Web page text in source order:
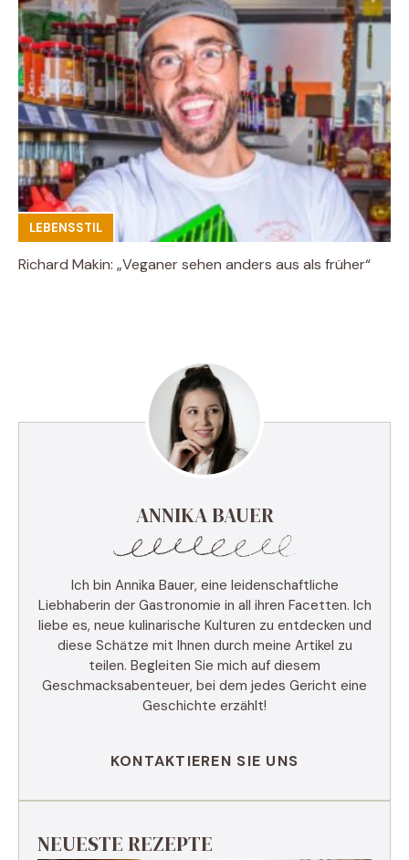
LEBENSSTIL
Richard Makin: „Veganer sehen anders aus als früher“
ANNIKA BAUER
Ich bin Annika Bauer, eine leidenschaftliche
Liebhaberin der Gastronomie in all ihren Facetten. Ich
liebe es, neue kulinarische Kulturen zu entdecken und
diese Schätze mit Ihnen durch meine Artikel zu
teilen. Begleiten Sie mich auf diesem
Geschmacksabenteuer, bei dem jedes Gericht eine
Geschichte erzählt!
KONTAKTIEREN SIE UNS
NEUESTE REZEPTE